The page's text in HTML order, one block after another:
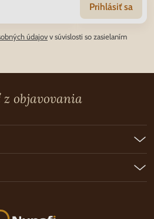
Prihlásiť sa
údajovv súvislosti so zasielaním
z objavovania
Nunofi.sk